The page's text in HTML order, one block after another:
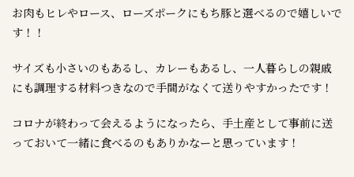
お肉もヒレやロース、ローズポークにもち豚と選べるので嬉しいで
す！！
サイズも小さいのもあるし、カレーもあるし、一人暮らしの親戚
にも調理する材料つきなので手間がなくて送りやすかったです！
コロナが終わって会えるようになったら、手土産として事前に送
っておいて一緒に食べるのもありかなーと思っています！